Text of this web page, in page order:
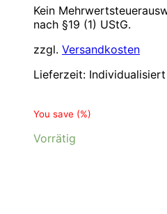
Kein
nach §19 (1) UStG.
zzgl. Versandkosten
Lieferzeit: Individualisiert
You save (%)
Vorrätig